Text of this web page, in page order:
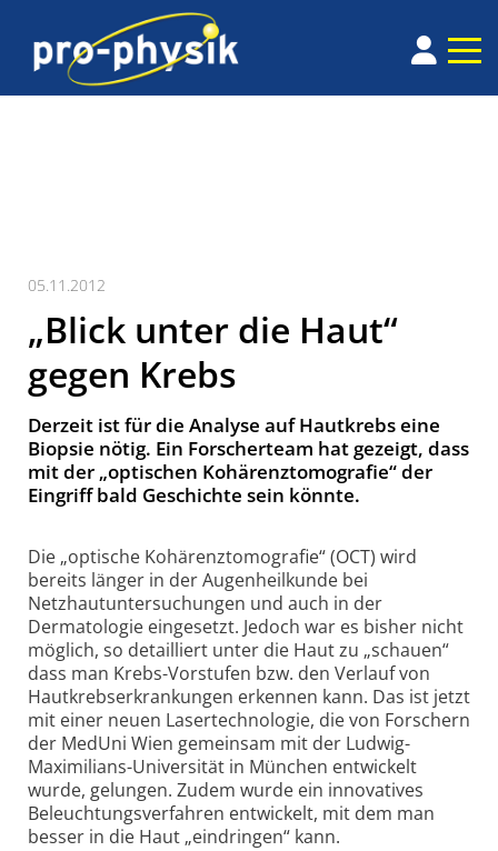
05.11.2012
„Blick unter die Haut“
gegen Krebs
Derzeit ist für die Analyse auf Hautkrebs eine
Biopsie nötig. Ein Forscherteam hat gezeigt, dass
mit der „optischen Kohärenztomografie“ der
Eingriff bald Geschichte sein könnte.
Die „optische Kohärenztomografie“ (OCT) wird
bereits länger in der Augenheilkunde bei
Netzhautuntersuchungen und auch in der
Dermatologie eingesetzt. Jedoch war es bisher nicht
möglich, so detailliert unter die Haut zu „schauen“
dass man Krebs-Vorstufen bzw. den Verlauf von
Hautkrebserkrankungen erkennen kann. Das ist jetzt
mit einer neuen Lasertechnologie, die von Forschern
der MedUni Wien gemeinsam mit der Ludwig-
Maximilians-Universität in München entwickelt
wurde, gelungen. Zudem wurde ein innovatives
Beleuchtungsverfahren entwickelt, mit dem man
besser in die Haut „eindringen“ kann.